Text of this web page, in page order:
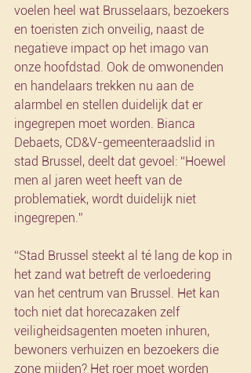
voelen heel wat Brusselaars, bezoekers
en toeristen zich onveilig, naast de
negatieve impact op het imago van
onze hoofdstad. Ook de omwonenden
en handelaars trekken nu aan de
alarmbel en stellen duidelijk dat er
ingegrepen moet worden. Bianca
Debaets, CD&V-gemeenteraadslid in
stad Brussel, deelt dat gevoel: “Hoewel
men al jaren weet heeft van de
problematiek, wordt duidelijk niet
ingegrepen.”
“Stad Brussel steekt al té lang de kop in
het zand wat betreft de verloedering
van het centrum van Brussel. Het kan
toch niet dat horecazaken zelf
veiligheidsagenten moeten inhuren,
bewoners verhuizen en bezoekers die
zone mijden? Het roer moet worden